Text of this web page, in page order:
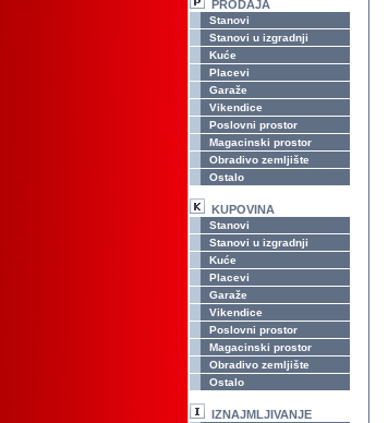
PRODAJA
Stanovi
Stanovi u izgradnji
Kuće
Placevi
Garaže
Vikendice
Poslovni prostor
Magacinski prostor
Obradivo zemljište
Ostalo
KUPOVINA
Stanovi
Stanovi u izgradnji
Kuće
Placevi
Garaže
Vikendice
Poslovni prostor
Magacinski prostor
Obradivo zemljište
Ostalo
IZNAJMLJIVANJE